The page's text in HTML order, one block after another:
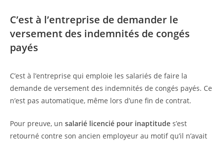
C’est à l’entreprise de demander le
versement des indemnités de congés
payés
C’est à l’entreprise qui emploie les salariés de faire la
demande de versement des indemnités de congés payés. Ce
n’est pas automatique, même lors d’une fin de contrat.
Pour preuve, un salarié licencié pour inaptitude s’est
retourné contre son ancien employeur au motif qu’il n’avait